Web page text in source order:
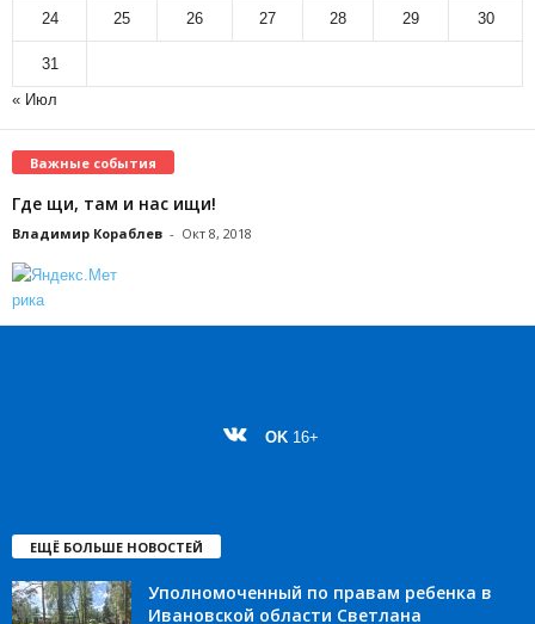
24 25 26 27 28 29 30
31
« Июл
Важные события
Где щи, там и нас ищи!
Владимир Кораблев - Окт 8, 2018
OK 16+
ЕЩЁ БОЛЬШЕ НОВОСТЕЙ
Уполномоченный по правам ребенка в
Ивановской области Светлана